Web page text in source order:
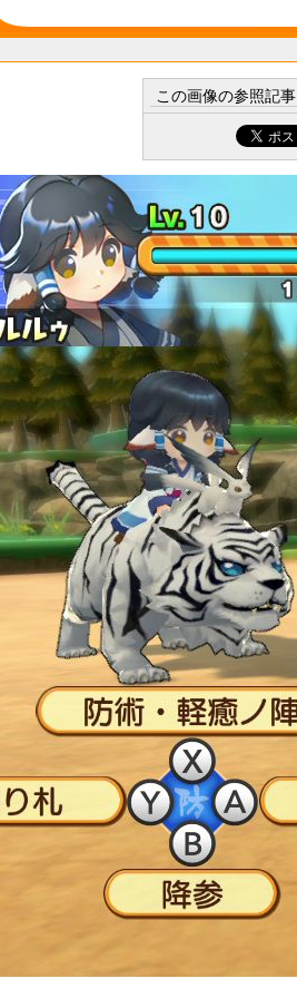
この画像の参照記事